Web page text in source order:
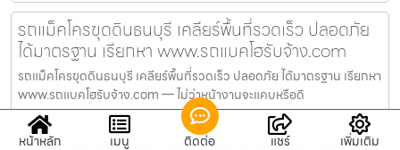
รถแม็คโครขุดดินธนบุรี เคลียร์พื้นที่รวดเร็ว ปลอดภัย
ได้มาตรฐาน เรียกหา www.รถแบคโฮรับจ้าง.com
รถแม็คโครขุดดินธนบุรี เคลียร์พื้นที่รวดเร็ว ปลอดภัย ได้มาตรฐาน เรียกหา
www.รถแบคโฮรับจ้าง.com — ไม่ว่าหน้างานจะแคบหรือดิ
หน้าหลัก เมนู ติดต่อ แชร์ เพิ่มเติม